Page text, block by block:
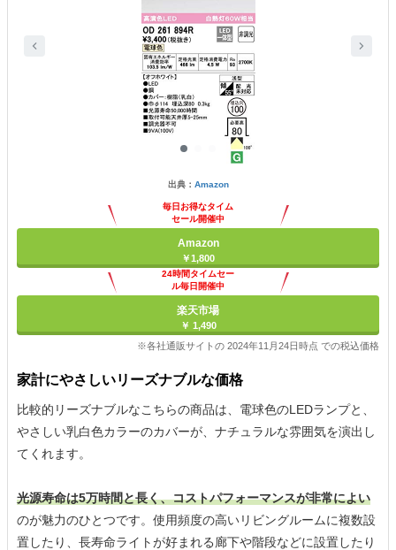
出典： Amazon
毎日お得なタイム
セール開催中
Amazon
￥1,800
24時間タイムセー
ル毎日開催中
楽天市場
￥ 1,490
※各社通販サイトの 2024年11月24日時点 での税込価格
家計にやさしいリーズナブルな価格
比較的リーズナブルなこちらの商品は、電球色のLEDランプと、
やさしい乳白色カラーのカバーが、ナチュラルな雰囲気を演出し
てくれます。
光源寿命は5万時間と長く、コストパフォーマンスが非常によい
のが魅力のひとつです。使用頻度の高いリビングルームに複数設
置したり、長寿命ライトが好まれる廊下や階段などに設置したり